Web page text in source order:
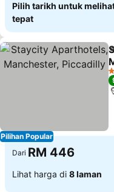
Pilih tarikh untuk
tepat
Pilihan Popular
Dari RM 446
Lihat harga di 8 laman